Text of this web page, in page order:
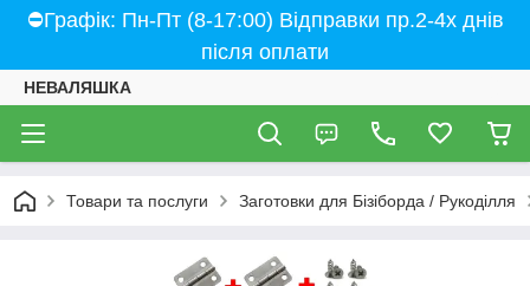
⛔Графік: Пн-Пт (8-17:00) Відправки пр.2-4х днів
після оплати
НЕВАЛЯШКА
Товари та послуги Заготовки для Бізіборда / Рукоділля